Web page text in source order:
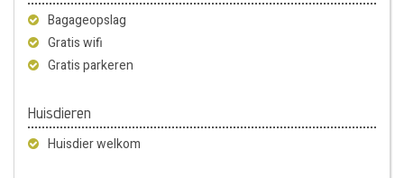
Bagageopslag
Gratis wifi
Gratis parkeren
Huisdieren
Huisdier welkom